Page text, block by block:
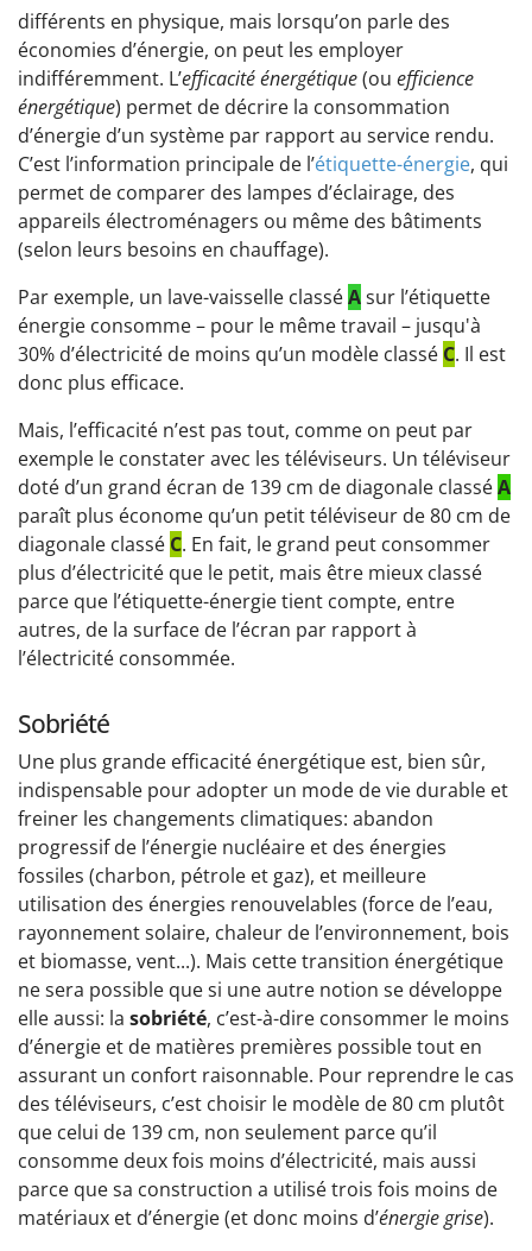
différents en physique, mais lorsqu’on parle des
économies d’énergie, on peut les employer
indifféremment. L’efficacité énergétique(ou efficience
énergétique) permet de décrire la consommation
d’énergie d’un système par rapport au service rendu.
C’est l’information principale de l’étiquette-énergie, qui
permet de comparer des lampes d’éclairage, des
appareils électroménagers ou même des bâtiments
(selon leurs besoins en chauffage).
Par exemple, un lave-vaisselle classéAsur l’étiquette
énergie consomme – pour le même travail – jusqu'à
30% d’électricité de moins qu’un modèle classé C. Il est
donc plus efficace.
Mais, l’efficacité n’est pas tout, comme on peut par
exemple le constater avec les téléviseurs. Un téléviseur
doté d’un grand écran de 139 cm de diagonale classéA
paraît plus économe qu’un petit téléviseur de 80 cm de
diagonale classé C. En fait, le grand peut consommer
plus d’électricité que le petit, mais être mieux classé
parce que l’étiquette-énergie tient compte, entre
autres, de la surface de l’écran par rapport à
l’électricité consommée.
Sobriété
Une plus grande efficacité énergétique est, bien sûr,
indispensable pour adopter un mode de vie durable et
freiner les changements climatiques: abandon
progressif de l’énergie nucléaire et des énergies
fossiles (charbon, pétrole et gaz), et meilleure
utilisation des énergies renouvelables (force de l’eau,
rayonnement solaire, chaleur de l’environnement, bois
et biomasse, vent...). Mais cette transition énergétique
ne sera possible que si une autre notion se développe
elle aussi: la sobriété, c’est-à-dire consommer le moins
d’énergie et de matières premières possible tout en
assurant un confort raisonnable. Pour reprendre le cas
des téléviseurs, c’est choisir le modèle de 80 cm plutôt
que celui de 139 cm, non seulement parce qu’il
consomme deux fois moins d’électricité, mais aussi
parce que sa construction a utilisé trois fois moins de
matériaux et d’énergie (et donc moins d’énergie grise).